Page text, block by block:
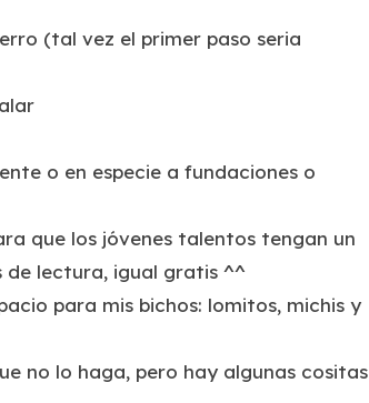
(tal vez el primer paso seria
o en especie a fundaciones o
que los jóvenes talentos tengan un
de lectura, igual gratis ^^
para mis bichos: lomitos, michis y
no lo haga, pero hay algunas cositas